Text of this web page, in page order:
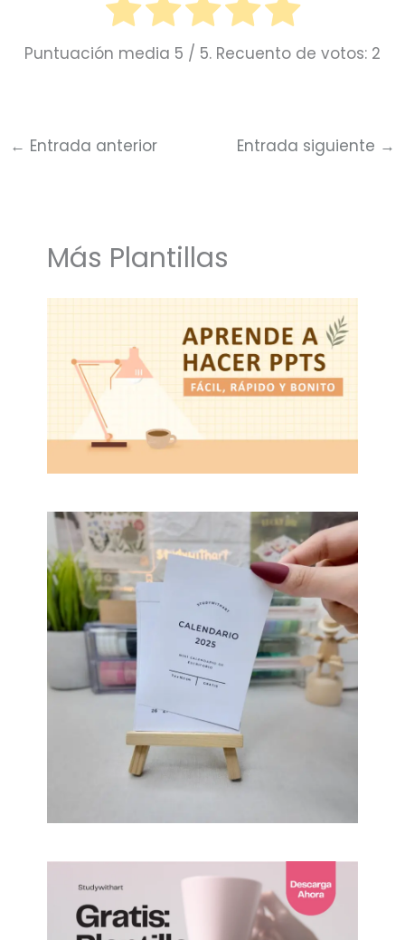
Puntuación media 5 / 5. Recuento de votos: 2
← Entrada anterior Entrada siguiente →
Más Plantillas